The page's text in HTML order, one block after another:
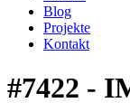
Blog
Projekte
Kontakt
#7422 -